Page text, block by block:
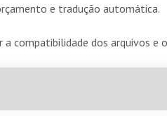
e tradução automática.
compatibilidade dos arquivos e